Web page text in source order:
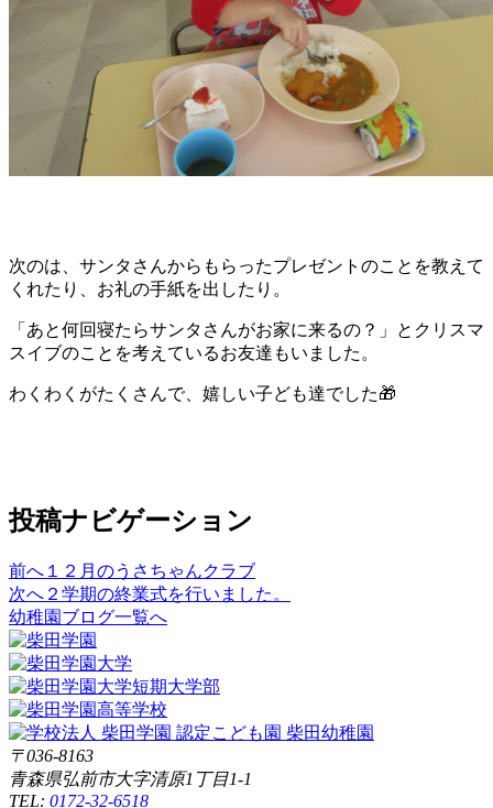
次のは、サンタさんからもらったプレゼントのことを教えて
くれたり、お礼の手紙を出したり。
「あと何回寝たらサンタさんがお家に来るの？」とクリスマ
スイブのことを考えているお友達もいました。
わくわくがたくさんで、嬉しい子ども達でした🎁
投稿ナビゲーション
前へ １２月のうさちゃんクラブ
次へ ２学期の終業式を行いました。
幼稚園ブログ一覧へ
〒036-8163
青森県弘前市大字清原1丁目1-1
TEL: 0172-32-6518